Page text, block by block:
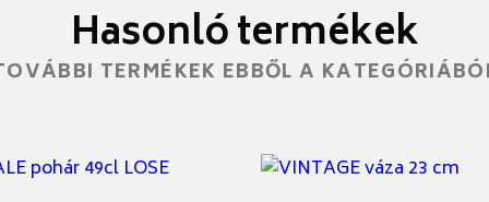
Hasonló termékek
TERMÉKEK EBBŐL A